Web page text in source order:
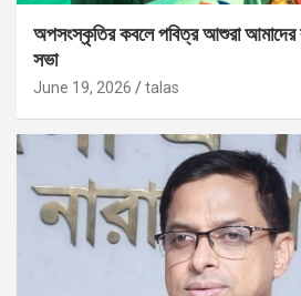
অপসংস্কৃতির কবলে পবিত্র আশুরা আমাদের
সভা
June 19, 2026 talas